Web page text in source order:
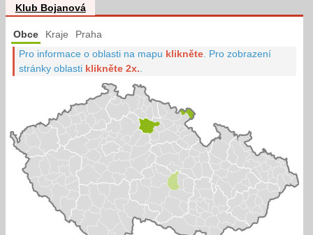
Klub Bojanová
Obce Kraje Praha
Pro informace o oblasti na mapu klikněte Pro zobrazení
stránky oblasti klikněte 2x.